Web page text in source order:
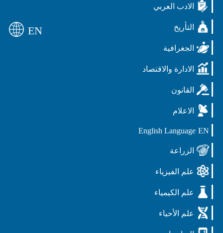
الادب العربي
التأريخ
الجغرافية
الادارة والاقتصاد
القانون
الاعلام
EN
English Language
الزراعة
علم الفيزياء
علم الكيمياء
علم الأحياء
EN